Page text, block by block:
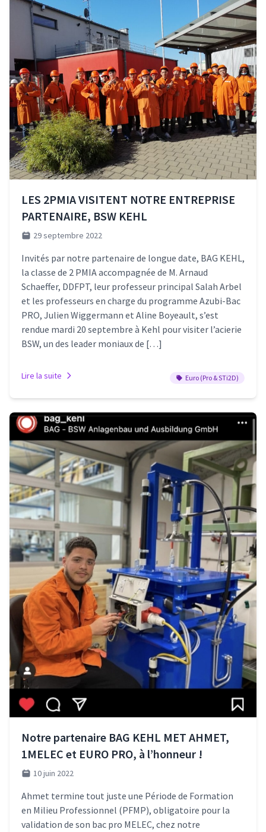
LES 2PMIA VISITENT NOTRE ENTREPRISE
PARTENAIRE, BSW KEHL
29 septembre 2022
Invités par notre partenaire de longue date, BAG KEHL,
la classe de 2 PMIA accompagnée de M. Arnaud
Schaeffer, DDFPT, leur professeur principal Salah Arbel
et les professeurs en charge du programme Azubi-Bac
PRO, Julien Wiggermann et Aline Boyeault, s’est
rendue mardi 20 septembre à Kehl pour visiter l’acierie
BSW, un des leader moniaux de […]
Lire la suite Euro (Pro & STi2D)
Notre partenaire BAG KEHL MET AHMET,
1MELEC et EURO PRO, à l’honneur !
10 juin 2022
Ahmet termine tout juste une Période de Formation
en Milieu Professionnel (PFMP), obligatoire pour la
validation de son bac pro MELEC, chez notre